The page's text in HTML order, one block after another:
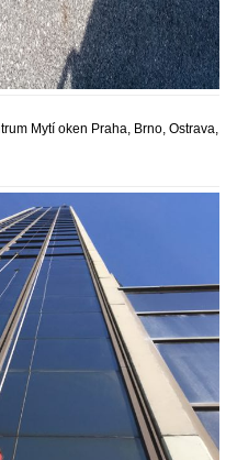
Mytí oken Praha, Brno, Ostrava,